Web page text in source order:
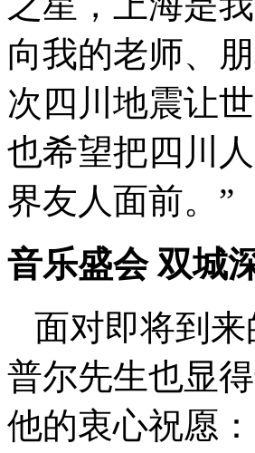
向我的老师、
次四川地震让
也希望把四川
界友人面前。”
音乐盛会 双城
面对即将到
普尔先生也显
他的衷心祝愿